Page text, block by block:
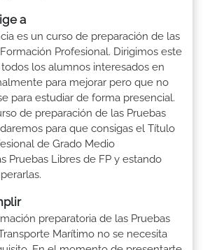
a
es un curso de preparación de las
Profesional. Dirigimos este
los alumnos interesados en
para mejorar pero que no
para estudiar de forma presencial.
de preparación de las Pruebas
para que consigas el Título
de Grado Medio
Pruebas Libres de FP y estando
preparatoria de las Pruebas
Marítimo no se necesita